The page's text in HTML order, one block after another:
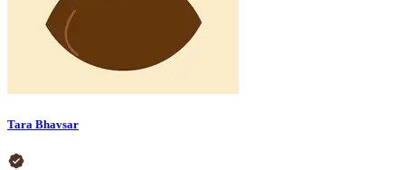
Tara Bhavsar